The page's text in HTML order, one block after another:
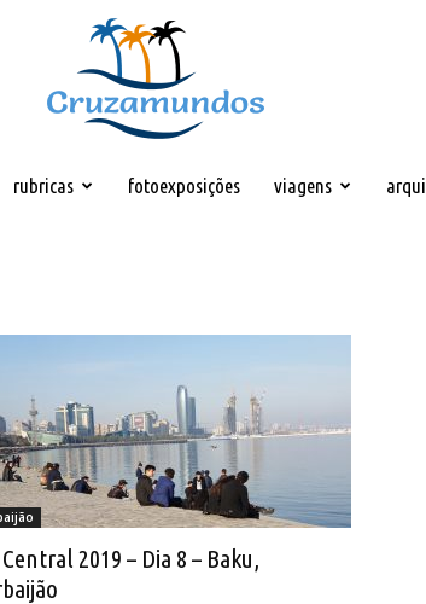
rubricas fotoexposições viagens
2019 – Dia 8 – Baku,